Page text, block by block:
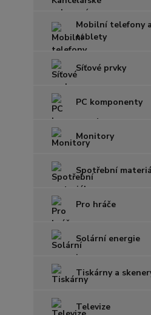
Mobilní telefony a
tablety
Síťové prvky
PC komponenty
Monitory
Spotřební
Pro hráče
Solární energie
Tiskárny a
Televize